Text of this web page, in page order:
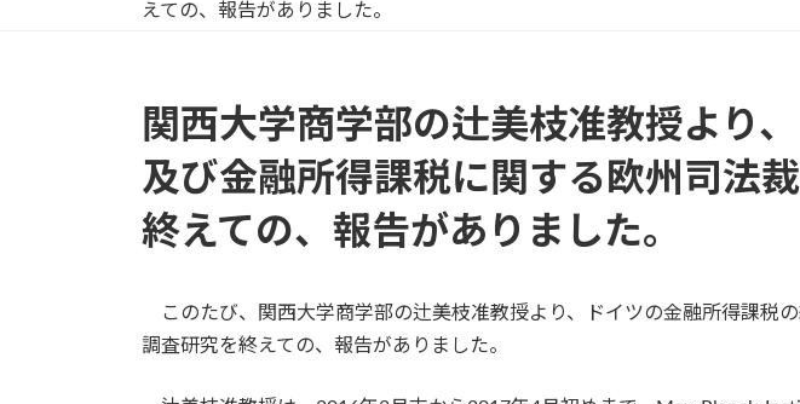
えての、報告がありました。
関西大学商学部の辻美枝准教授より
及び金融所得課税に関する欧州司法
終えての、報告がありました。
このたび、関西大学商学部の辻美枝准教授より、ドイツの金融所得課税
調査研究を終えての、報告がありました。